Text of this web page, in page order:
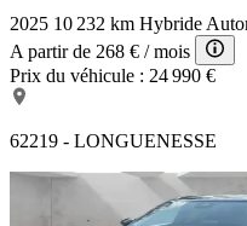
2025 10 232 km Hybride
A partir de 268 € / mois
Prix du véhicule : 24 990 €
62219 - LONGUENESSE